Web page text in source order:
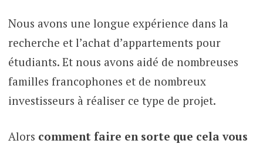
Nous avons une longue expérience dans la
recherche et l’achat d’appartements pour
étudiants. Et nous avons aidé de nombreuses
familles francophones et de nombreux
investisseurs à réaliser ce type de projet.
Alors comment faire en sorte que cela vous